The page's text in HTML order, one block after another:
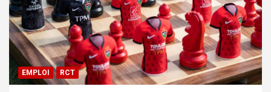
EMPLOI RCT